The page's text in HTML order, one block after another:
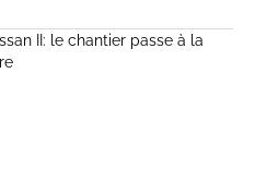
II: le chantier passe à la